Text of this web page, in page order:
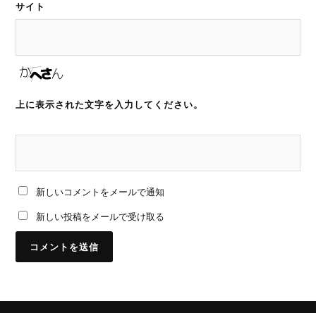
サイト
上に表示された文字を入力してください。
新しいコメントをメールで通知
新しい投稿をメールで受け取る